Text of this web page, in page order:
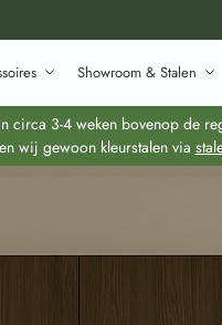
Showroom & Stalen
circa 3-4 weken bovenop de
wij gewoon kleurstalen via